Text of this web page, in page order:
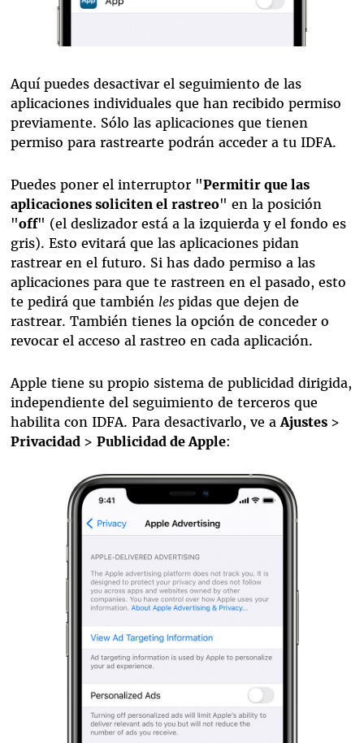
Aquí puedes desactivar el seguimiento de las
aplicaciones individuales que han recibido permiso
previamente. Sólo las aplicaciones que tienen
permiso para rastrearte podrán acceder a tu IDFA.
Puedes poner el interruptor "Permitir que las
aplicaciones soliciten el rastreo" en la posición
"off" (el deslizador está a la izquierda y el fondo es
gris). Esto evitará que las aplicaciones pidan
rastrear en el futuro. Si has dado permiso a las
aplicaciones para que te rastreen en el pasado, esto
te pedirá que también les pidas que dejen de
rastrear. También tienes la opción de conceder o
revocar el acceso al rastreo en cada aplicación.
Apple tiene su propio sistema de publicidad dirigida,
independiente del seguimiento de terceros que
habilita con IDFA. Para desactivarlo, ve a Ajustes >
Privacidad > Publicidad de Apple: